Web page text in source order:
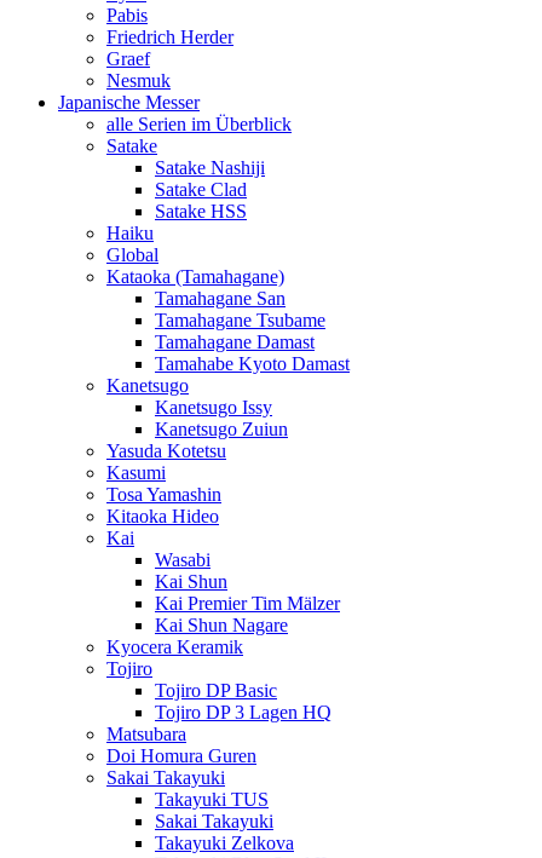
Pabis
Friedrich Herder
Graef
Nesmuk
Japanische Messer
alle Serien im Überblick
Satake
Satake Nashiji
Satake Clad
Satake HSS
Haiku
Global
Kataoka (Tamahagane)
Tamahagane San
Tamahagane Tsubame
Tamahagane Damast
Tamahabe Kyoto Damast
Kanetsugo
Kanetsugo Issy
Kanetsugo Zuiun
Yasuda Kotetsu
Kasumi
Tosa Yamashin
Kitaoka Hideo
Kai
Wasabi
Kai Shun
Kai Premier Tim Mälzer
Kai Shun Nagare
Kyocera Keramik
Tojiro
Tojiro DP Basic
Tojiro DP 3 Lagen HQ
Matsubara
Doi Homura Guren
Sakai Takayuki
Takayuki TUS
Sakai Takayuki
Takayuki Zelkova